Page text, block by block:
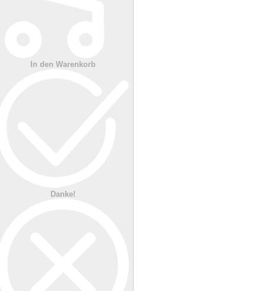
In den Warenkorb
Danke!